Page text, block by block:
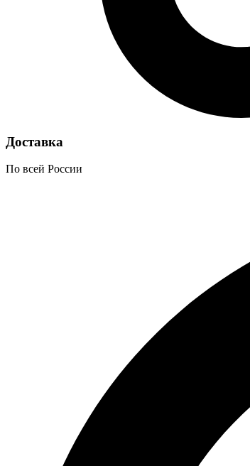
Доставка
По всей России